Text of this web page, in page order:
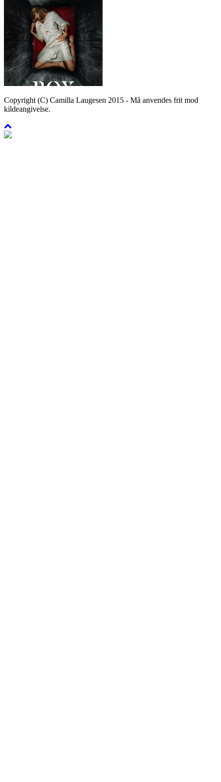
Copyright (C) Camilla Laugesen 2015 - Må anvendes frit mod
kildeangivelse.